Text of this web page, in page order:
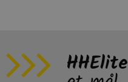
HHElite